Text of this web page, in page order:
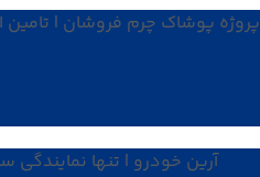
پروژه پوشاک چرم فروشان | تامین
آرین خودرو | تنها نمایندگی